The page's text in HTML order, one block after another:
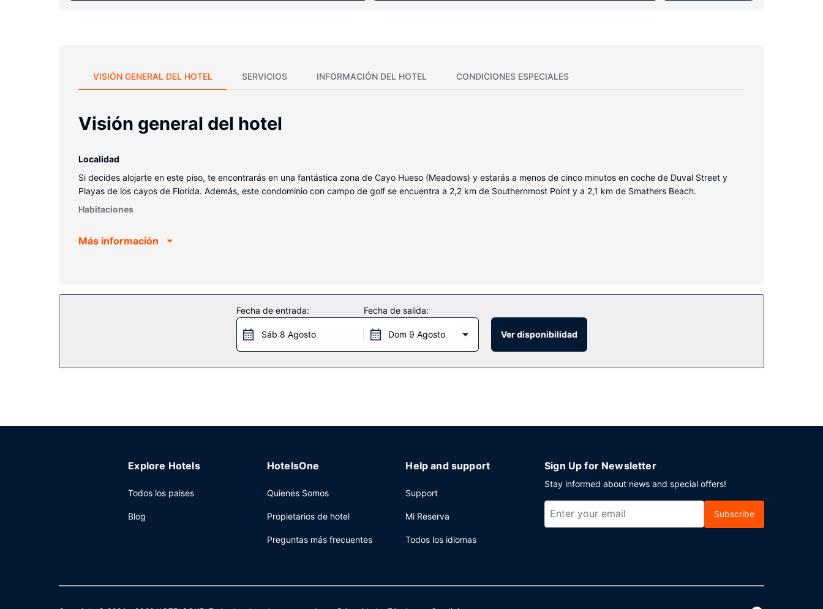
VISIÓN GENERAL DEL HOTEL SERVICIOS INFORMACIÓN DEL HOTEL CONDICIONES ESPECIALES
Visión general del hotel
Localidad
Si decides alojarte en este piso, te encontrarás en una fantástica zona de Cayo Hueso (Meadows) y estarás a menos de cinco minutos en coche de Duval Street y
Playas de los cayos de Florida. Además, este condominio con campo de golf se encuentra a 2,2 km de Southernmost Point y a 2,1 km de Smathers Beach.
Habitaciones
Servicios hotel
Otros servicios
Tendrás un cajero automático y un ascensor a tu disposición. Hay un aparcamiento sin asistencia gratuito disponible.
Más información
Fecha de entrada:
Sáb 8 Agosto
Fecha de salida:
Dom 9 Agosto Ver disponibilidad
Explore Hotels
Todos los paises
Blog
HotelsOne
Quienes Somos
Propietarios de hotel
Preguntas más frecuentes
Help and support
Support
Mi Reserva
Todos los idiomas
Sign Up for Newsletter
Stay informed about news and special offers!
Subscribe